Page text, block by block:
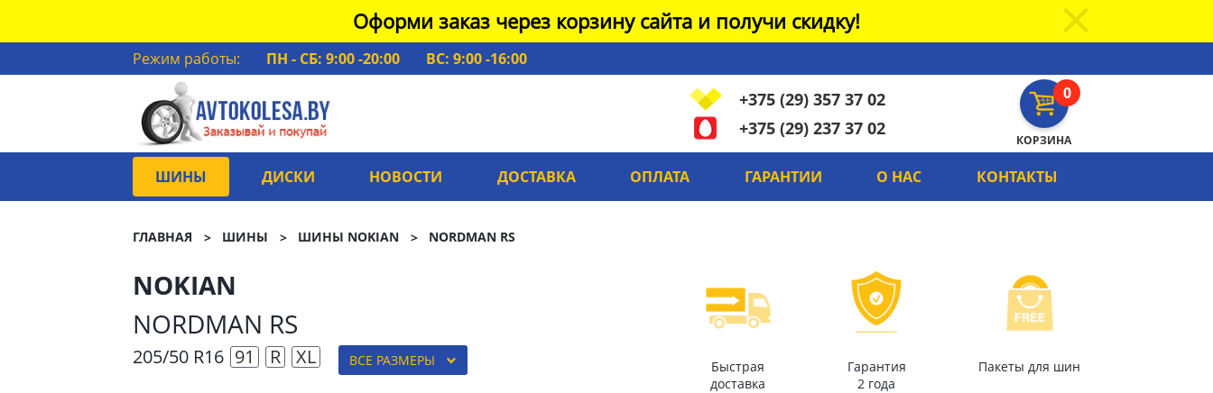
Оформи заказ через корзину сайта и получи скидку!
Режим работы: ПН - СБ: 9:00 -20:00
ВС: 9:00 -16:00
0
КОРЗИНА
+375 (29) 357 37 02
+375 (29) 237 37 02
ШИНЫ ДИСКИ НОВОСТИ ДОСТАВКА ОПЛАТА ГАРАНТИИ О НАС КОНТАКТЫ
ГЛАВНАЯ ШИНЫ ШИНЫ NOKIAN NORDMAN RS
NOKIAN
NORDMAN RS
205/50 R16 91 R XL ВСЕ РАЗМЕРЫ
Быстрая
доставка
Гарантия
2 года
Пакеты для шин